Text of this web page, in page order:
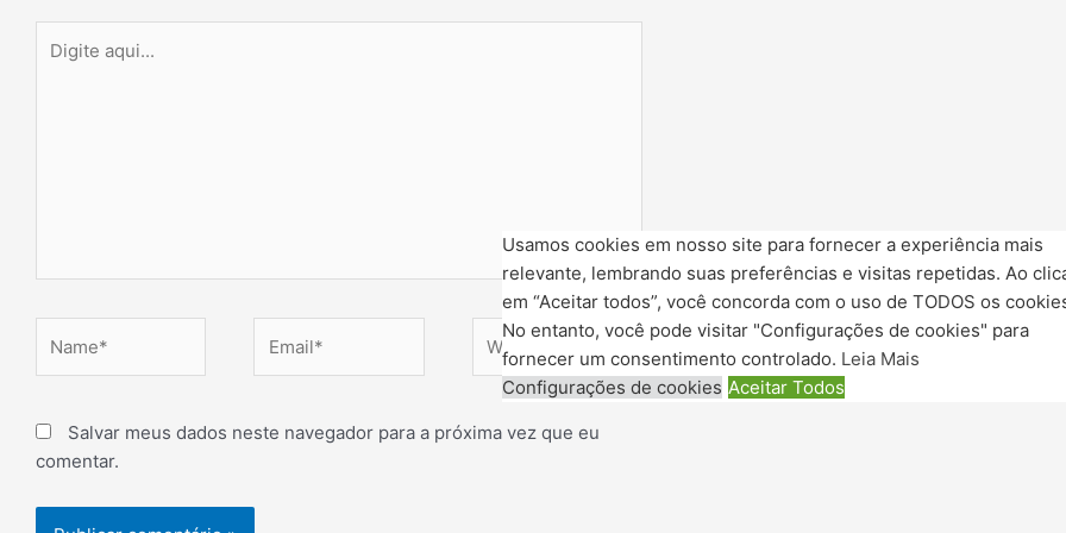
aqui...
Website
Salvar meus dados neste navegador para a próxima vez que eu
comentar.
Usamos cookies em nosso site para fornecer a experiência mais
relevante, lembrando suas preferências e visitas repetidas. Ao
em “Aceitar todos”, você concorda com o uso de TODOS os
No entanto, você pode visitar "Configurações de cookies" para
fornecer um consentimento controlado. Leia Mais
Configurações de cookies Aceitar Todos